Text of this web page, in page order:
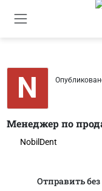
N
Менеджер по
NobilDent
Отправить без